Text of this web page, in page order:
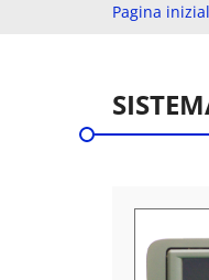
Pagina